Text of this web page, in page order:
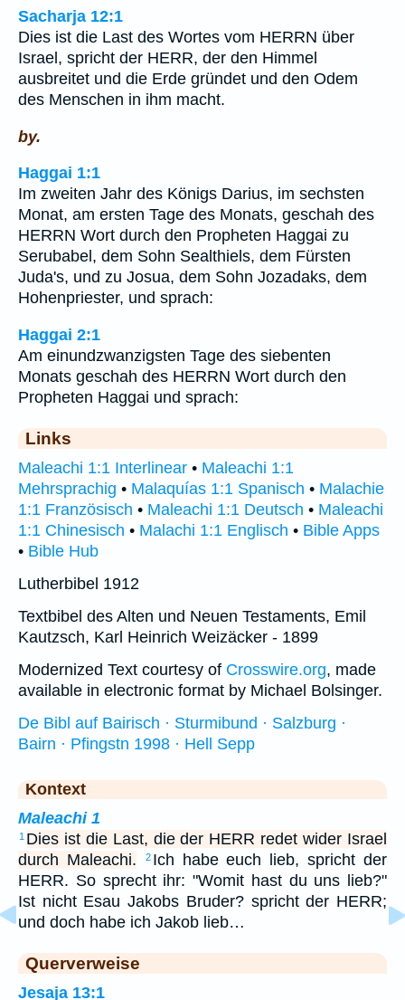
Sacharja 12:1
Dies ist die Last des Wortes vom HERRN über
Israel, spricht der HERR, der den Himmel
ausbreitet und die Erde gründet und den Odem
des Menschen in ihm macht.
by.
Haggai 1:1
Im zweiten Jahr des Königs Darius, im sechsten
Monat, am ersten Tage des Monats, geschah des
HERRN Wort durch den Propheten Haggai zu
Serubabel, dem Sohn Sealthiels, dem Fürsten
Juda's, und zu Josua, dem Sohn Jozadaks, dem
Hohenpriester, und sprach:
Haggai 2:1
Am einundzwanzigsten Tage des siebenten
Monats geschah des HERRN Wort durch den
Propheten Haggai und sprach:
Links
Maleachi 1:1 Interlinear • Maleachi 1:1
Mehrsprachig • Malaquías 1:1 Spanisch • Malachie
1:1 Französisch • Maleachi 1:1 Deutsch • Maleachi
1:1 Chinesisch • Malachi 1:1 Englisch • Bible Apps
• Bible Hub
Lutherbibel 1912
Textbibel des Alten und Neuen Testaments, Emil
Kautzsch, Karl Heinrich Weizäcker - 1899
Modernized Text courtesy of Crosswire.org, made
available in electronic format by Michael Bolsinger.
De Bibl auf Bairisch · Sturmibund · Salzburg ·
Bairn · Pfingstn 1998 · Hell Sepp
Kontext
Maleachi 1
1 Dies ist die Last, die der HERR redet wider Israel
durch Maleachi.
2 Ich habe euch lieb, spricht der
HERR. So sprecht ihr: "Womit hast du uns lieb?"
Ist nicht Esau Jakobs Bruder? spricht der HERR;
und doch habe ich Jakob lieb…
Querverweise
Jesaja 13:1